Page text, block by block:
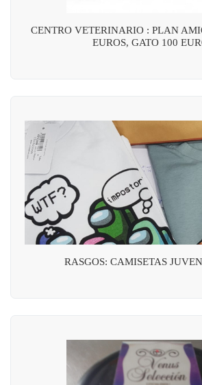
CENTRO VETERINARIO : PLAN
EUROS, GATO 100
RASGOS: CAMISETAS